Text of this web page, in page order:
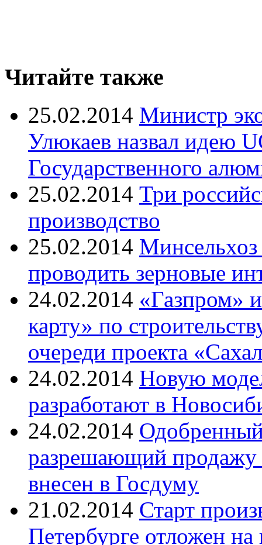
Читайте также
25.02.2014 Министр
Улюкаев назвал идею
Государственного
25.02.2014 Три
производство
25.02.2014
проводить зерновые
24.02.2014 «Газпром»
карту» по
очереди проекта
24.02.2014 Новую
разработают в
24.02.2014 Одобренный
разрешающий продажу
внесен в Госдуму
21.02.2014 Старт
Петербурге отложен